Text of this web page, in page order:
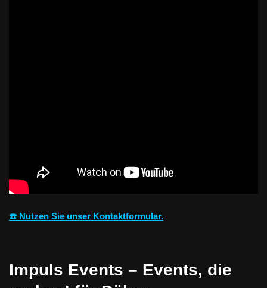
☎️ Nutzen Sie unser Kontaktformular.
Impuls Events – Events, die